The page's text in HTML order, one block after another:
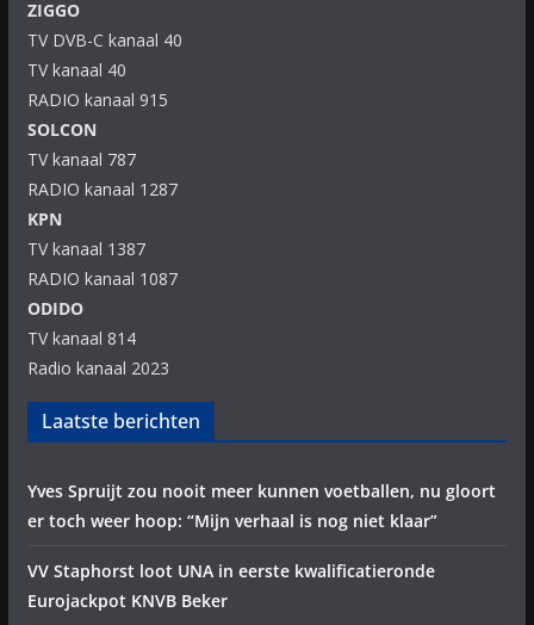
ZIGGO
TV DVB-C kanaal 40
TV kanaal 40
RADIO kanaal 915
SOLCON
TV kanaal 787
RADIO kanaal 1287
KPN
TV kanaal 1387
RADIO kanaal 1087
ODIDO
TV kanaal 814
Radio kanaal 2023
Laatste berichten
Yves Spruijt zou nooit meer kunnen voetballen, nu gloort
er toch weer hoop: “Mijn verhaal is nog niet klaar”
VV Staphorst loot UNA in eerste kwalificatieronde
Eurojackpot KNVB Beker